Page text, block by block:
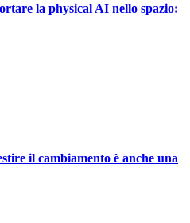
la physical AI nello spazio:
il cambiamento è anche una